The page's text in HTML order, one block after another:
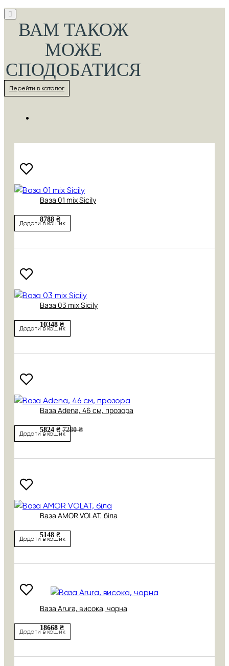
ВАМ ТАКОЖ
МОЖЕ
СПОДОБАТИСЯ
Перейти в каталог
Ваза 01 mix Sicily
8788 ₴
Додати в кошик
Ваза 03 mix Sicily
10348 ₴
Додати в кошик
Ваза Adena, 46 см, прозора
5824 ₴ 7280 ₴
Додати в кошик
Ваза AMOR VOLAT, біла
5148 ₴
Додати в кошик
Ваза Arura, висока, чорна
18668 ₴
Додати в кошик